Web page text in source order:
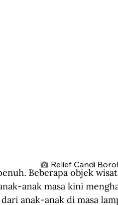
Relief Candi
Beberapa objek
anak masa kini
anak-anak di masa